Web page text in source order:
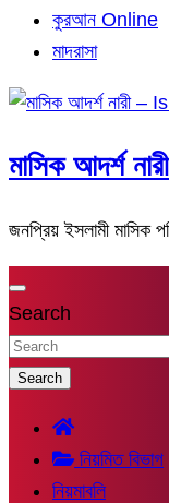
কুরআন Online
মাদরাসা
মাসিক আদর্শ
জনপ্রিয় ইসলামী মাসিক
Search
Search
নিয়মিত বিভাগ
নিয়মাবলি